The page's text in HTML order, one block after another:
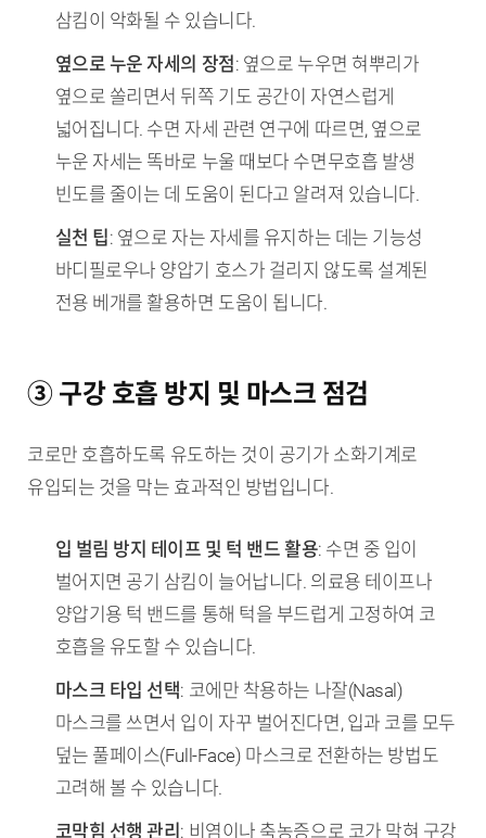
삼킴이 악화될 수 있습니다.
옆으로 누운 자세의 장점: 옆으로 누우면 혀뿌리가
옆으로 쏠리면서 뒤쪽 기도 공간이 자연스럽게
넓어집니다. 수면 자세 관련 연구에 따르면, 옆으로
누운 자세는 똑바로 누울 때보다 수면무호흡 발생
빈도를 줄이는 데 도움이 된다고 알려져 있습니다.
실천 팁: 옆으로 자는 자세를 유지하는 데는 기능성
바디필로우나 양압기 호스가 걸리지 않도록 설계된
전용 베개를 활용하면 도움이 됩니다.
③ 구강 호흡 방지 및 마스크 점검
코로만 호흡하도록 유도하는 것이 공기가 소화기계로
유입되는 것을 막는 효과적인 방법입니다.
입 벌림 방지 테이프 및 턱 밴드 활용: 수면 중 입이
벌어지면 공기 삼킴이 늘어납니다. 의료용 테이프나
양압기용 턱 밴드를 통해 턱을 부드럽게 고정하여 코
호흡을 유도할 수 있습니다.
마스크 타입 선택: 코에만 착용하는 나잘(Nasal)
마스크를 쓰면서 입이 자꾸 벌어진다면, 입과 코를 모두
덮는 풀페이스(Full-Face) 마스크로 전환하는 방법도
고려해 볼 수 있습니다.
코막힘 선행 관리 : 비염이나 축농증으로 코가 막혀 구강